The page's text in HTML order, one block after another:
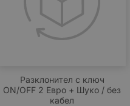
Разклонител с ключ
ON/OFF 2 Евро + Шуко / без
кабел